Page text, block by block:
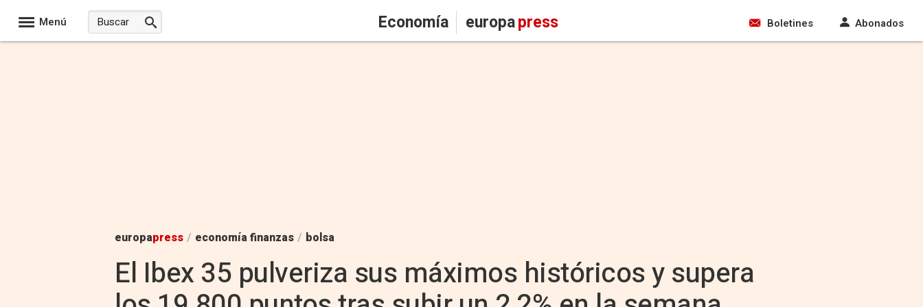
Menú Economía europapress Boletines Abonados
europapress / economía finanzas / bolsa
El Ibex 35 pulveriza sus máximos históricos y supera